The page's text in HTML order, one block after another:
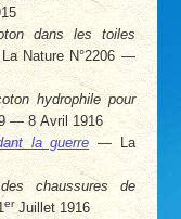
dans les toiles
Nature N°2206 —
hydrophile pour
— 8 Avril 1916
la guerre — La
chaussures de
erJuillet 1916